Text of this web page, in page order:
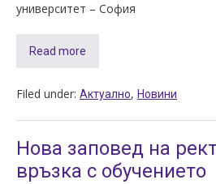
университет – София
Read more
Filed under: Актуално, Новини
Нова заповед на
връзка с обучението